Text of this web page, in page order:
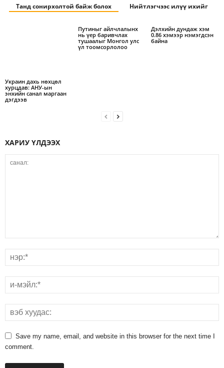
Танд сонирхолтой байж болох Нийтлэгчээс илүү ихийг
Украин дахь нөхцөл
хурцдав: АНУ-ын
энхийн санал маргаан
дэгдээв
Путиныг айлчлалынх
нь үер баривчлах
тушаалыг Монгол улс
үл тоомсорлолоо
Дэлхийн дундаж хэм
0.86 хэмээр нэмэгдсэн
байна
ХАРИУ ҮЛДЭЭХ
Save my name, email, and website in this browser for the next time I
comment.